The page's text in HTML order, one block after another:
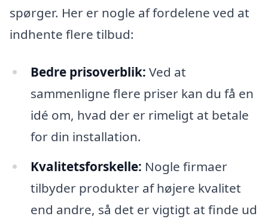
spørger. Her er nogle af fordelene ved at
indhente flere tilbud:
Bedre prisoverblik: Ved at
sammenligne flere priser kan du få en
idé om, hvad der er rimeligt at betale
for din installation.
Kvalitetsforskelle: Nogle firmaer
tilbyder produkter af højere kvalitet
end andre, så det er vigtigt at finde ud